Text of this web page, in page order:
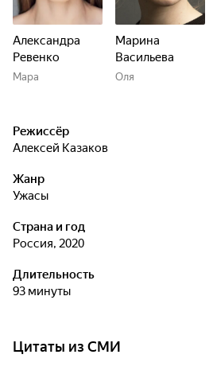
Александра
Ревенко
Мара
Марина
Васильева
Оля
Режиссёр
Алексей Казаков
Жанр
ужасы
Страна и год
Россия, 2020
Длительность
93 минуты
Цитаты из СМИ